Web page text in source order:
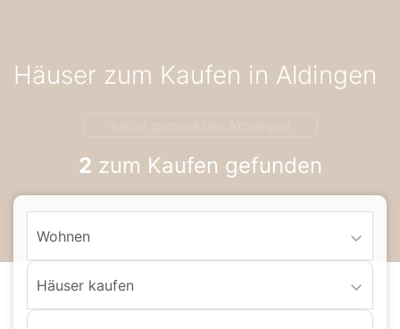
zur
Navigation
Häuser zum Kaufen in Aldingen
2 zum Kaufen gefunden
Wohnen
Häuser kaufen